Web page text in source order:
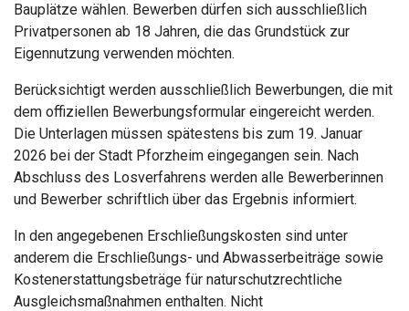
Bauplätze wählen. Bewerben dürfen sich ausschließlich
Privatpersonen ab 18 Jahren, die das Grundstück zur
Eigennutzung verwenden möchten.
Berücksichtigt werden ausschließlich Bewerbungen, die mit
dem offiziellen Bewerbungsformular eingereicht werden.
Die Unterlagen müssen spätestens bis zum 19. Januar
2026 bei der Stadt Pforzheim eingegangen sein. Nach
Abschluss des Losverfahrens werden alle Bewerberinnen
und Bewerber schriftlich über das Ergebnis informiert.
In den angegebenen Erschließungskosten sind unter
anderem die Erschließungs- und Abwasserbeiträge sowie
Kostenerstattungsbeträge für naturschutzrechtliche
Ausgleichsmaßnahmen enthalten. Nicht